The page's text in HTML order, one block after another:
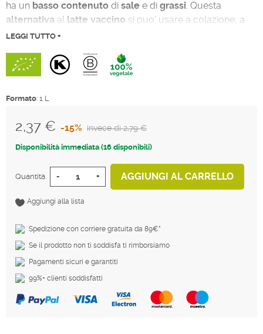
ha un basso contenuto di sale e di grassi . Questa
alternativa al latte vaccino si puo' usare a colazione, a
merenda o per preparare dolci e dessert vegani.
LEGGI TUTTO +
Formato: 1 L
2,37 € -15% invece di 2,79 €
Tasse incluse
Disponibilità immediata (16 disponibili)
Quantità - + AGGIUNGI AL CARRELLO
Aggiungi alla lista
Spedizione con corriere gratuita da 89€*
Se il prodotto non ti soddisfa ti rimborsiamo
Pagamenti sicuri e garantiti
99%+ clienti soddisfatti